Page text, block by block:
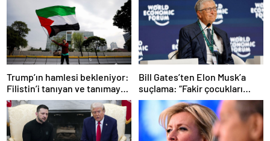
Trump’ın hamlesi bekleniyor:
Filistin’i tanıyan ve tanımayan
ülkeler hangileri?
Bill Gates’ten Elon Musk’a
suçlama: “Fakir çocukları
öldürdü”